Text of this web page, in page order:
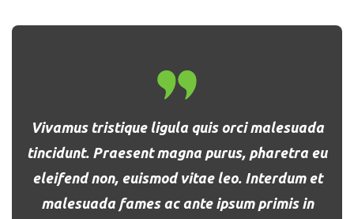
Vivamus tristique ligula quis orci malesuada
tincidunt. Praesent magna purus, pharetra eu
eleifend non, euismod vitae leo. Interdum et
malesuada fames ac ante ipsum primis in